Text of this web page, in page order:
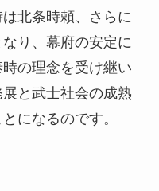
北条時頼、さらに
り、幕府の安定に
の理念を受け継い
と武士社会の成熟
になるのです。